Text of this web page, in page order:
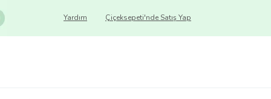
Çiçeksepeti'nde Satış Yap
Yardım